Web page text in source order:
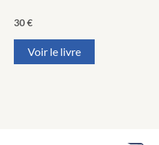
30€
Voir le livre